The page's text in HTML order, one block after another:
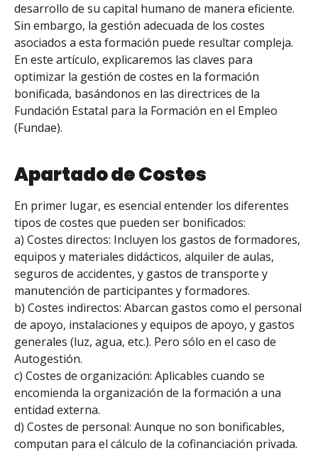
desarrollo de su capital humano de manera eficiente.
Sin embargo, la gestión adecuada de los costes
asociados a esta formación puede resultar compleja.
En este artículo, explicaremos las claves para
optimizar la gestión de costes en la formación
bonificada, basándonos en las directrices de la
Fundación Estatal para la Formación en el Empleo
(Fundae).
Apartado de Costes
En primer lugar, es esencial entender los diferentes
tipos de costes que pueden ser bonificados:
a) Costes directos: Incluyen los gastos de formadores,
equipos y materiales didácticos, alquiler de aulas,
seguros de accidentes, y gastos de transporte y
manutención de participantes y formadores.
b) Costes indirectos: Abarcan gastos como el personal
de apoyo, instalaciones y equipos de apoyo, y gastos
generales (luz, agua, etc.). Pero sólo en el caso de
Autogestión.
c) Costes de organización: Aplicables cuando se
encomienda la organización de la formación a una
entidad externa.
d) Costes de personal: Aunque no son bonificables,
computan para el cálculo de la cofinanciación privada.